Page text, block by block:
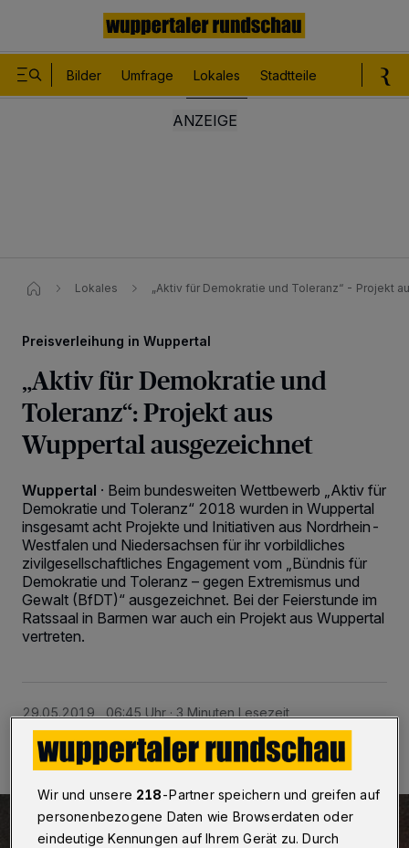
Bilder Umfrage Lokales Stadtteile
Lokales „Aktiv für Demokratie und Toleranz“ - Projekt
Preisverleihung in Wuppertal
„Aktiv für Demokratie und
Toleranz“: Projekt aus
Wuppertal ausgezeichnet
Wuppertal · Beim bundesweiten Wettbewerb „Aktiv für
Demokratie und Toleranz“ 2018 wurden in Wuppertal
insgesamt acht Projekte und Initiativen aus Nordrhein-
Westfalen und Niedersachsen für ihr vorbildliches
zivilgesellschaftliches Engagement vom „Bündnis für
Demokratie und Toleranz – gegen Extremismus und
Gewalt (BfDT)“ ausgezeichnet. Bei der Feierstunde im
Ratssaal in Barmen war auch ein Projekt aus Wuppertal
vertreten.
29.05.2019 , 06:45 Uhr 3 Minuten Lesezeit
Wir und unsere 218-Partner speichern und greifen auf
personenbezogene Daten wie Browserdaten oder
eindeutige Kennungen auf Ihrem Gerät zu. Durch